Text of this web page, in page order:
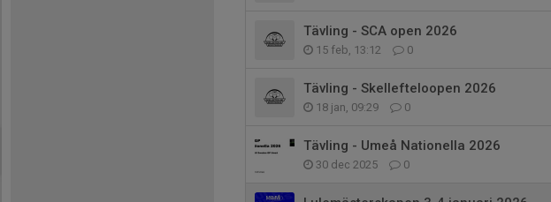
Tävling - SCA open 2026
15 feb, 13:12 0
Tävling - Skellefteloopen 2026
18 jan, 09:29 0
Tävling - Umeå Nationella 2026
30 dec 2025 0